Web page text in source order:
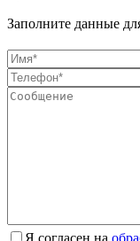
Заполните данные
Я согласен на